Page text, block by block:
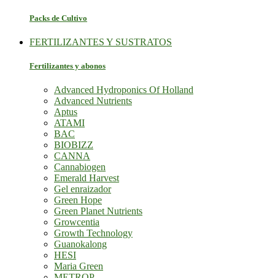
Packs de Cultivo
FERTILIZANTES Y SUSTRATOS
Fertilizantes y abonos
Advanced Hydroponics Of Holland
Advanced Nutrients
Aptus
ATAMI
BAC
BIOBIZZ
CANNA
Cannabiogen
Emerald Harvest
Gel enraizador
Green Hope
Green Planet Nutrients
Growcentia
Growth Technology
Guanokalong
HESI
Maria Green